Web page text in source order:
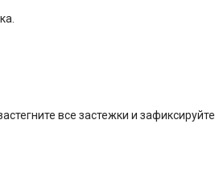
все застежки и зафиксируйте